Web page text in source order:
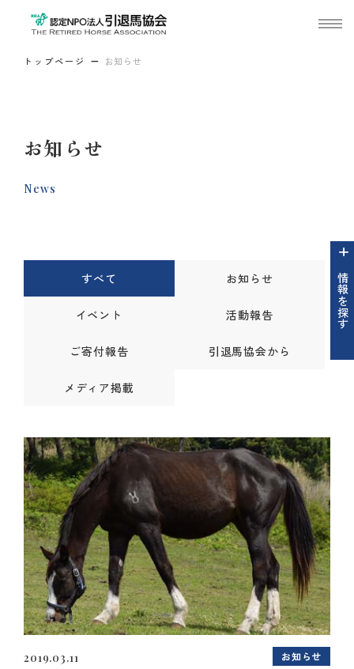
トップページ お知らせ
お知らせ
News
情報を探す
すべて お知らせ
イベント 活動報告
ご寄付報告 引退馬協会から
メディア掲載
2019.03.11 お知らせ